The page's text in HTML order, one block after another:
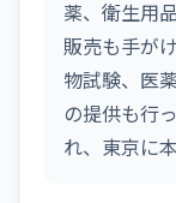
薬、衛生用
販売も手が
物試験、医
の提供も行
れ、東京に